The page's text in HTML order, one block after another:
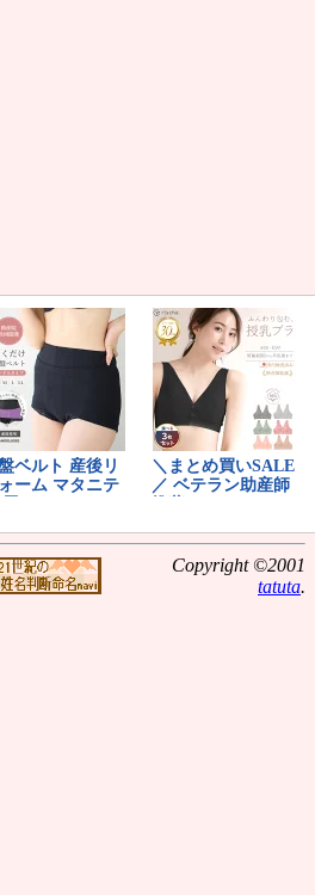
Copyright ©2001
tatuta.